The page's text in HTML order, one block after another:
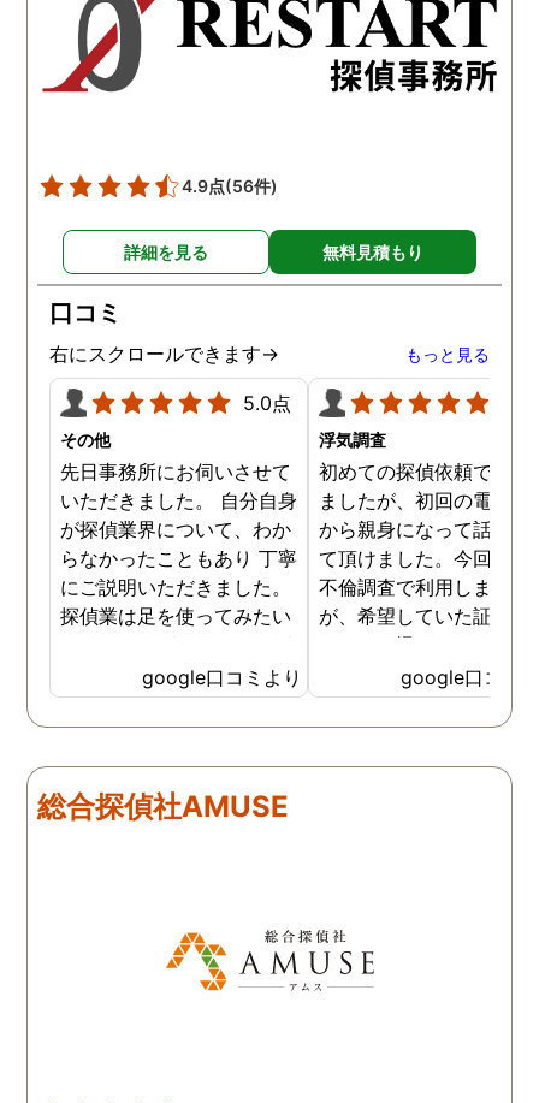
かったです。
かりと説明をしてくれま
た。調査では夫が不倫相
の自宅に頻繁に訪れる様
務所に関しても調べてく
ていて、周りの人たちの
かげで夫と離婚ができそ
4.9点(56件)
詳細を見る 無料見積もり
口コミ
右にスクロールできます→ もっと見る
5.0点
その他
先日事務所にお伺いさせて
いただきました。 自分自身
が探偵業界について、わか
らなかったこともあり 丁寧
にご説明いただきました。
探偵業は足を使ってみたい
SNSなどの知識も豊富で、
色んな視点から対応されて
います。 他の口コミにもあ
金が安く明確で親身になっ
て対応いただける探偵さん
google口コミより
浮気調査
初めての探偵依頼で緊張
ましたが、初回の電話相
から親身になって話を聞
て頂けました。今回、夫
不倫調査で利用しました
が、希望していた証拠を
っかりと撮ってもらうこ
が出来ました。調査中も
動きがある度に細かく報
してくださり、安心しま
読めない中、柔軟に対応
す。
google口コミ
総合探偵社AMUSE